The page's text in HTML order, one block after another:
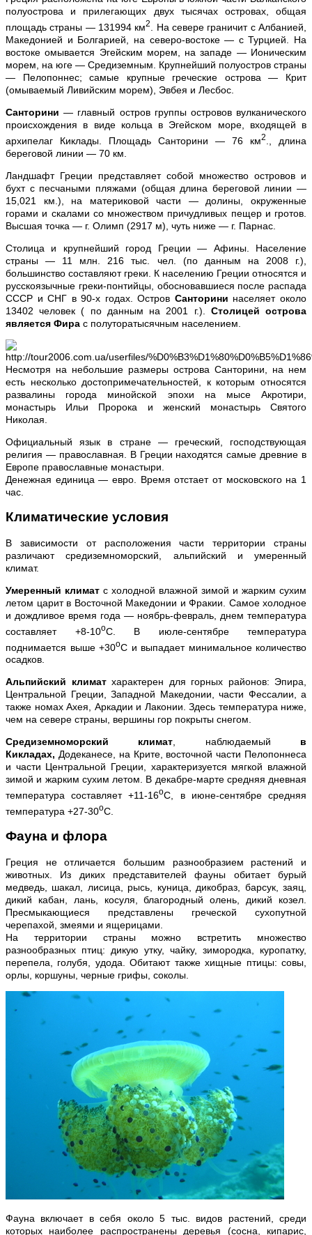
полуострова и прилегающих двух тысячах островах, общая
площадь страны — 131994 км2
. На севере граничит с Албанией,
Македонией и Болгарией, на северо-востоке — с Турцией. На
востоке омывается Эгейским морем, на западе — Ионическим
морем, на юге — Средиземным. Крупнейший полуостров страны
— Пелопоннес; самые крупные греческие острова — Крит
(омываемый Ливийским морем), Эвбея и Лесбос.
Санторини— главный остров группы островов вулканического
происхождения в виде кольца в Эгейском море, входящей в
архипелаг Киклады. Площадь Санторини — 76 км2
., длина
береговой линии — 70 км.
Ландшафт Греции представляет собой множество островов и
бухт с песчаными пляжами (общая длина береговой линии —
15,021 км.), на материковой части — долины, окруженные
горами и скалами со множеством причудливых пещер и гротов.
Высшая точка — г. Олимп (2917 м), чуть ниже — г. Парнас.
Столица и крупнейший город Греции — Афины. Население
страны — 11 млн. 216 тыс. чел. (по данным на 2008 г.),
большинство составляют греки. К населению Греции относятся и
русскоязычные греки-понтийцы, обосновавшиеся после распада
СССР и СНГ в 90-х годах. Остров Санторини населяет около
13402 человек ( по данным на 2001 г.). Столицей острова
является Фира с полуторатысячным населением.
Несмотря на небольшие размеры острова Санторини, на нем
есть несколько достопримечательностей, к которым относятся
развалины города минойской эпохи на мысе Акротири,
монастырь Ильи Пророка и женский монастырь Святого
Николая.
Официальный язык в стране — греческий, господствующая
религия — православная. В Греции находятся самые древние в
Европе православные монастыри.
Денежная единица — евро. Время отстает от московского на 1
час.
Климатические условия
В зависимости от расположения части территории страны
различают средиземноморский, альпийский и умеренный
климат.
Умеренный климат с холодной влажной зимой и жарким сухим
летом царит в Восточной Македонии и Фракии. Самое холодное
и дождливое время года — ноябрь-февраль, днем температура
составляет +8-10оС. В июле-сентябре температура
поднимается выше +30оС и выпадает минимальное количество
осадков.
Альпийский климат характерен для горных районов: Эпира,
Центральной Греции, Западной Македонии, части Фессалии, а
также номах Ахея, Аркадии и Лаконии. Здесь температура ниже,
чем на севере страны, вершины гор покрыты снегом.
Средиземноморский климат, наблюдаемый в
Кикладах, Додеканесе, на Крите, восточной части Пелопоннеса
и части Центральной Греции, характеризуется мягкой влажной
зимой и жарким сухим летом. В декабре-марте средняя дневная
температура составляет +11-16оС, в июне-сентябре средняя
температура +27-30оС.
Фауна и флора
Греция не отличается большим разнообразием растений и
животных. Из диких представителей фауны обитает бурый
медведь, шакал, лисица, рысь, куница, дикобраз, барсук, заяц,
дикий кабан, лань, косуля, благородный олень, дикий козел.
Пресмыкающиеся представлены греческой сухопутной
черепахой, змеями и ящерицами.
На территории страны можно встретить множество
разнообразных птиц: дикую утку, чайку, зимородка, куропатку,
перепела, голубя, удода. Обитают также хищные птицы: совы,
орлы, коршуны, черные грифы, соколы.
Фауна включает в себя около 5 тыс. видов растений, среди
которых наиболее распространены деревья (сосна, кипарис,